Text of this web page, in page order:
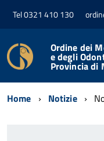
Tel 0321 410 130
Ordine dei
e degli
Provincia di
Home Notizie